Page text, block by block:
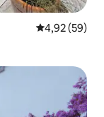
Évaluation
4,92 (59)